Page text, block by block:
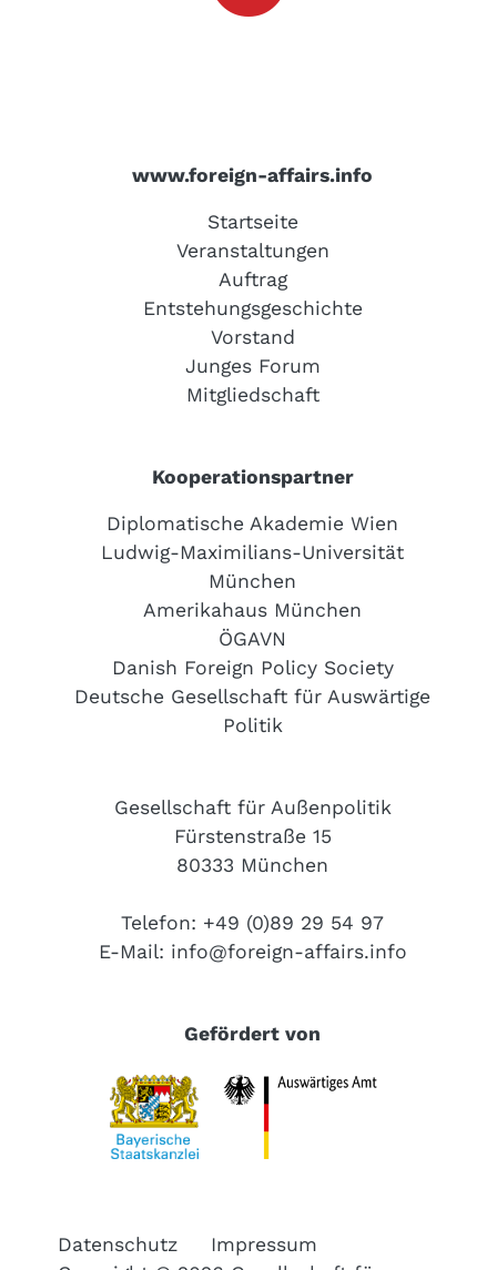
www.foreign-affairs.info
Startseite
Veranstaltungen
Auftrag
Entstehungsgeschichte
Vorstand
Junges Forum
Mitgliedschaft
Kooperationspartner
Diplomatische Akademie Wien
Ludwig-Maximilians-Universität
München
Amerikahaus München
ÖGAVN
Danish Foreign Policy Society
Deutsche Gesellschaft für Auswärtige
Politik
Gesellschaft für Außenpolitik
Fürstenstraße 15
80333 München
Telefon: +49 (0)89 29 54 97
E-Mail: info@foreign-affairs.info
Gefördert von
Datenschutz
Impressum